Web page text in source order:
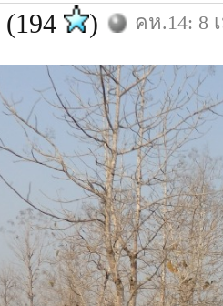
(194 ) คห.14: 8